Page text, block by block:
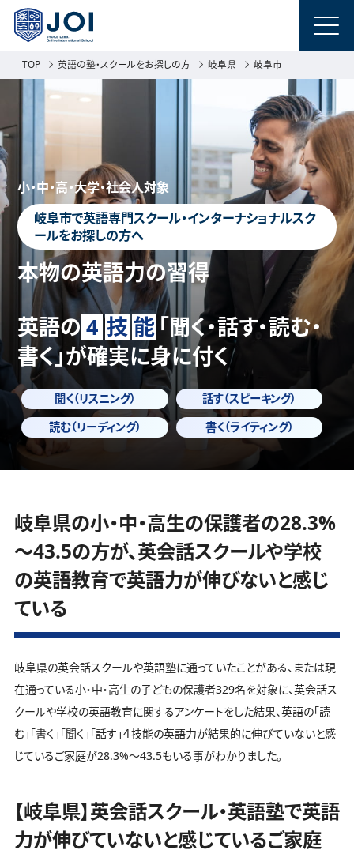
TOP 英語の塾・スクールをお探しの方 岐阜県 岐阜市
小・中・高・大学・社会人対象
岐阜市で英語専門スクール・インターナショナルスク
ールをお探しの方へ
本物の英語力の習得
英語の 4 技能 「聞く・話す・読む・
書く」が確実に身に付く
聞く（リスニング）
話す（スピーキング）
読む（リーディング）
書く（ライティング）
岐阜県の小・中・高生の保護者の28.3%
～43.5の方が、英会話スクールや学校
の英語教育で英語力が伸びないと感じ
ている
岐阜県の英会話スクールや英語塾に通っていたことがある、または現
在通っている小・中・高生の子どもの保護者329名を対象に、英会話ス
クールや学校の英語教育に関するアンケートをした結果、英語の「読
む」「書く」「聞く」「話す」４技能の英語力が結果的に伸びていないと感
じているご家庭が28.3%～43.5もいる事がわかりました。
【岐阜県】英会話スクール・英語塾で英語
力が伸びていないと感じているご家庭